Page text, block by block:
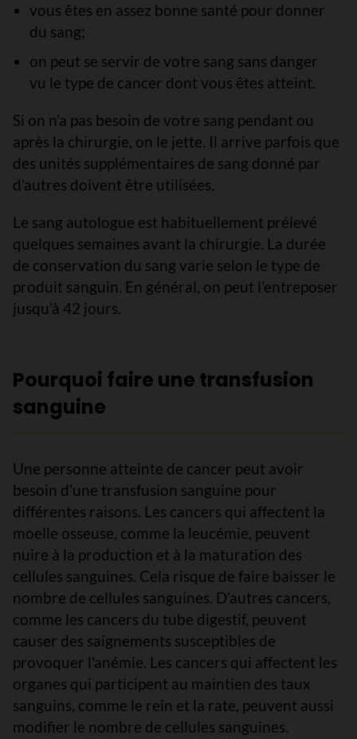
vous êtes en assez bonne santé pour donner
du sang;
on peut se servir de votre sang sans danger
vu le type de cancer dont vous êtes atteint.
Si on n’a pas besoin de votre sang pendant ou
après la chirurgie, on le jette. Il arrive parfois que
des unités supplémentaires de sang donné par
d’autres doivent être utilisées.
Le sang autologue est habituellement prélevé
quelques semaines avant la chirurgie. La durée
de conservation du sang varie selon le type de
produit sanguin. En général, on peut l’entreposer
jusqu’à 42 jours.
Pourquoi faire une transfusion
sanguine
Une personne atteinte de cancer peut avoir
besoin d’une transfusion sanguine pour
différentes raisons. Les cancers qui affectent la
moelle osseuse, comme la leucémie, peuvent
nuire à la production et à la maturation des
cellules sanguines. Cela risque de faire baisser le
nombre de cellules sanguines. D’autres cancers,
comme les cancers du tube digestif, peuvent
causer des saignements susceptibles de
provoquer l'anémie. Les cancers qui affectent les
organes qui participent au maintien des taux
sanguins, comme le rein et la rate, peuvent aussi
modifier le nombre de cellules sanguines.